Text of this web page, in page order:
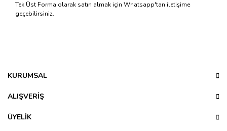
Tek Üst Forma olarak satın almak için Whatsapp'tan iletişime
geçebilirsiniz.
Ürün resmi kalitesiz, bozuk veya görüntülenemiyor.
KURUMSAL
ALIŞVERİŞ
ÜYELİK